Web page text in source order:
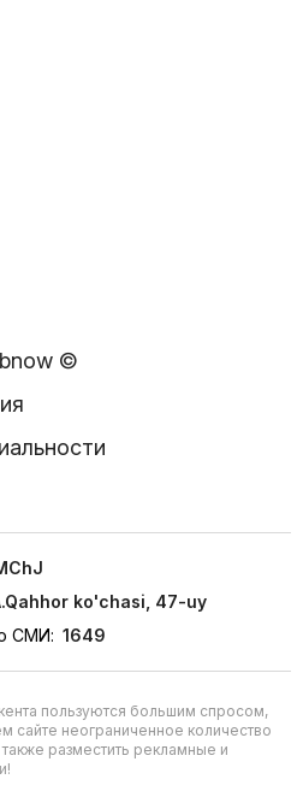
©
ko'chasi, 47-uy
СМИ: 1649
пользуются большим спросом,
сайте неограниченное количество
разместить рекламные и